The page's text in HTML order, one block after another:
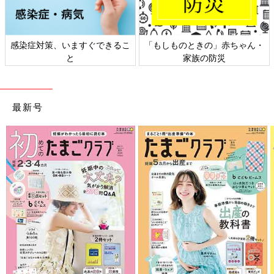
決め手は旦那さんの「母乳ツライならやめたら？」の一言
可能な範囲でラクしちゃおう。育児を助けてくれる
便利グッズ
■『ストレスなしの離乳食』
感染症対策、いますぐできるこ
と
「もしものときの」赤ちゃん・
家族の防災
最新号